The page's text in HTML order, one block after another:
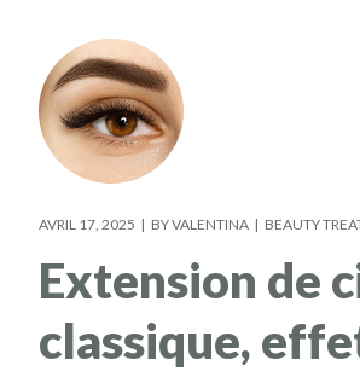
AVRIL 17, 2025 BYVALENTINA BEAUTY
Extension de
classique,